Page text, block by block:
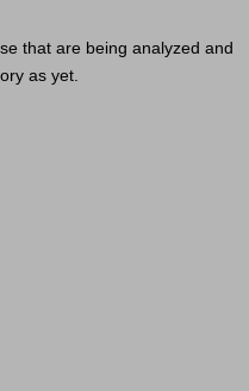
that are being analyzed and
as yet.